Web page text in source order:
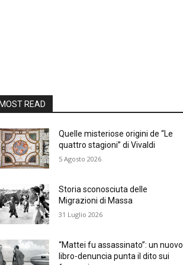
READ
Quelle misteriose origini de “Le
quattro stagioni” di Vivaldi
5 Agosto 2026
Storia sconosciuta delle
Migrazioni di Massa
31 Luglio 2026
“Mattei fu assassinato”: un nuovo
libro-denuncia punta il dito sui